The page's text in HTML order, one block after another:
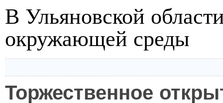
В Ульяновской
окружающей среды
Торжественное